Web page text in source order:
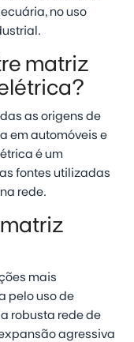
no uso
matriz
as origens de
em automóveis e
é um
fontes utilizadas
rede.
mais
pelo uso de
robusta rede de
agressiva